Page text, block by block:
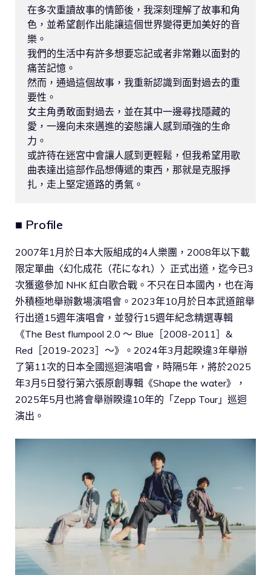
在多次重讀故事的情節後，我深刻理解了故事和角
色，並希望創作出能讓這個世界變得更加美好的音
樂。
我們的生活中有許多想要忘記或者非常難以面對的
痛苦記憶。
然而，通過這個故事，我重新認識到面對過去的重
要性。
女主角勇敢面對過去，並在其中一邊尋找隱藏的
愛，一邊向未來邁進的姿態讓人感到頑強的生命
力。
或許待在迷宮中會讓人感到更輕鬆，但我希望用歌
曲表達出這部作品想傳遞的東西，那就是克服掙
扎，走上堅定道路的勇氣。
■ Profile
2007年1月於日本大阪組成的4人樂團，2008年以下載
限定單曲〈幻化成花（花になれ）〉正式出道，迄今已3
次獲邀參加 NHK 紅白歌合戰。不只在日本國內，也在海
外積極地舉辦數場演唱會。2023年10月於日本武道館舉
行出道15週年演唱會，並發行15週年紀念精選專輯
《The Best flumpool 2.0 〜 Blue［2008-2011］&
Red［2019-2023］〜》。2024年3月起睽違3年舉辦
了第11次的日本全國巡迴演唱會，時隔5年，將於2025
年3月5日發行第六張原創專輯《Shape the water》，
2025年5月也將會舉辦睽違10年的「Zepp Tour」巡迴
演出。